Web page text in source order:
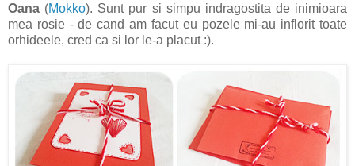
Oana (Mokko). Sunt pur si simpu indragostita de inimioara
mea rosie - de cand am facut eu pozele mi-au inflorit toate
orhideele, cred ca si lor le-a placut :).